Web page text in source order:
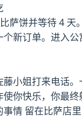
萨饼并等待 4 天。
新订单。进入
藤小姐打来电话
你快乐，你最终
事情 留在比萨店里